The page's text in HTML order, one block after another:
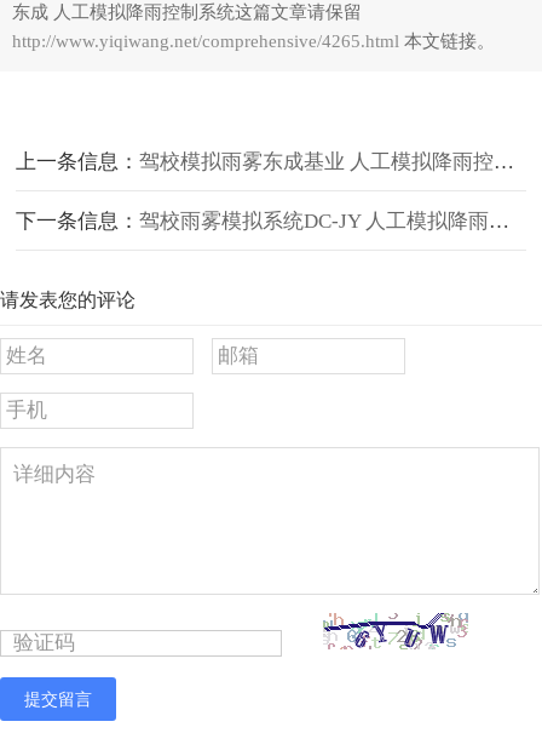
东成 人工模拟降雨控制系统这篇文章请保留
http://www.yiqiwang.net/comprehensive/4265.html 本文链接。
上一条信息：驾校模拟雨雾东成基业 人工模拟降雨控制系统
下一条信息：驾校雨雾模拟系统DC-JY 人工模拟降雨品牌
请发表您的评论
提交留言